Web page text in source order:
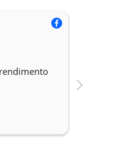
possono
essere